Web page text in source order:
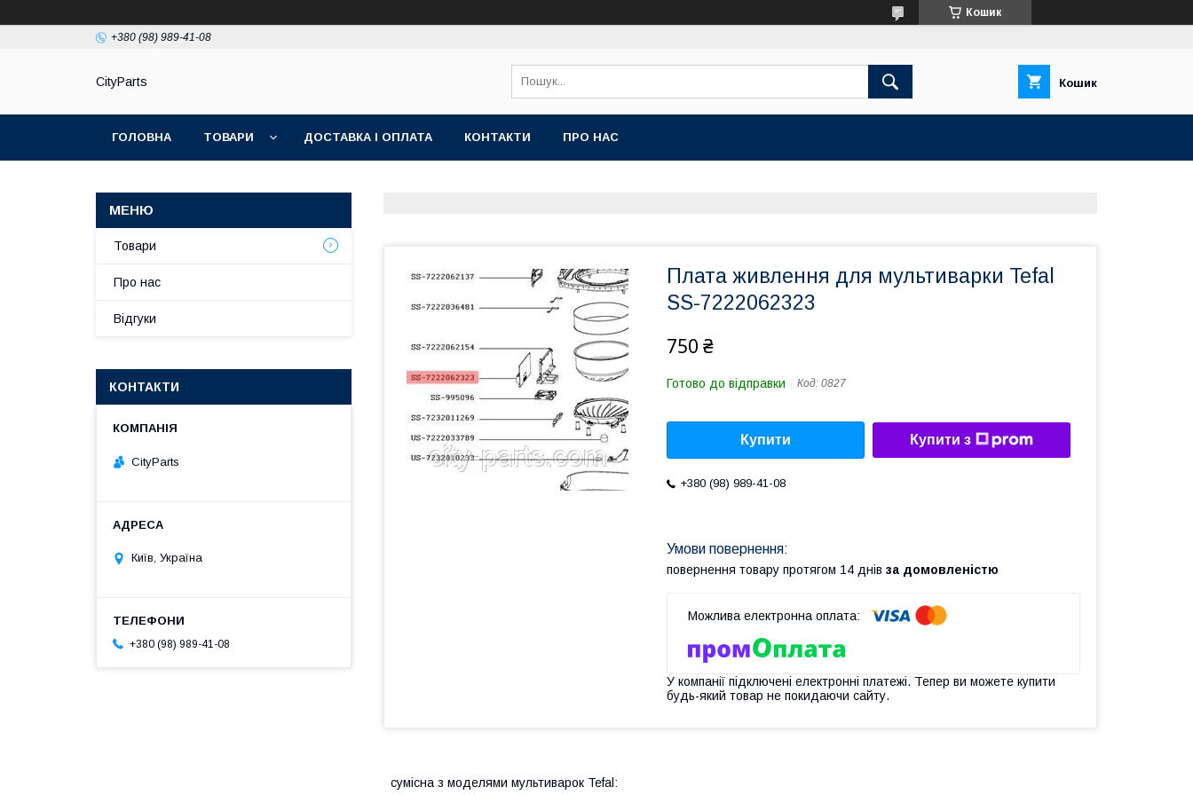
Кошик
+380 (98) 989-41-08
CityParts Кошик
ГОЛОВНА ТОВАРИ ДОСТАВКА І ОПЛАТА КОНТАКТИ ПРО НАС
Плата живлення для мультиварки Tefal
SS-7222062323
750 ₴
Готово до відправки Код: 0827
Купити Купити з
+380 (98) 989-41-08
повернення товару протягом 14 днів за домовленістю
У компанії підключені електронні платежі. Тепер ви можете купити
будь-який товар не покидаючи сайту.
сумісна з моделями мультиварок Tefal:
Товари
Про нас
Відгуки
КОНТАКТИ
CityParts
Київ, Україна
+380 (98) 989-41-08